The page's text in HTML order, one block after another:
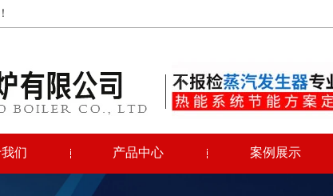
们 产品中心 案例展示